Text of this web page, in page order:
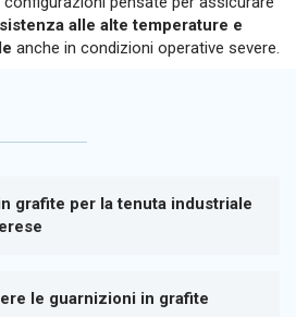
alle alte temperature e
anche in condizioni operative severe.
grafite per la tenuta industriale
le guarnizioni in grafite